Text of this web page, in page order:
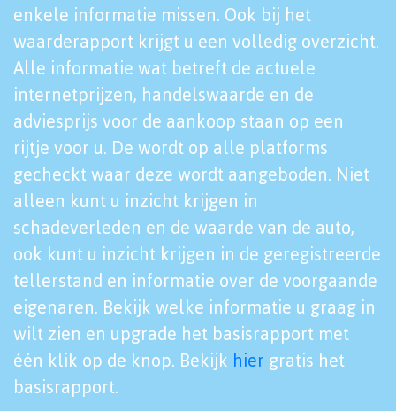
enkele informatie missen. Ook bij het
waarderapport krijgt u een volledig overzicht.
Alle informatie wat betreft de actuele
internetprijzen, handelswaarde en de
adviesprijs voor de aankoop staan op een
rijtje voor u. De wordt op alle platforms
gecheckt waar deze wordt aangeboden. Niet
alleen kunt u inzicht krijgen in
schadeverleden en de waarde van de auto,
ook kunt u inzicht krijgen in de geregistreerde
tellerstand en informatie over de voorgaande
eigenaren. Bekijk welke informatie u graag in
wilt zien en upgrade het basisrapport met
één klik op de knop. Bekijk hier gratis het
basisrapport.